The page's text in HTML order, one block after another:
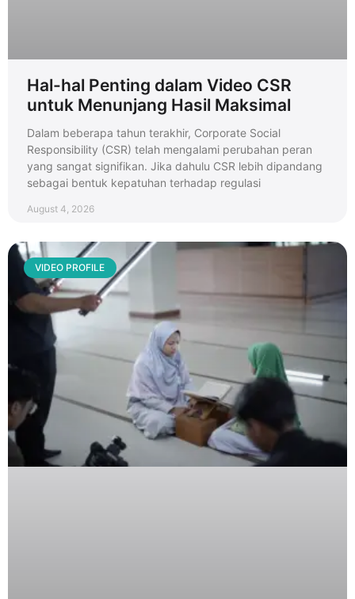
Hal-hal Penting dalam Video CSR
untuk Menunjang Hasil Maksimal
Dalam beberapa tahun terakhir, Corporate Social
Responsibility (CSR) telah mengalami perubahan peran
yang sangat signifikan. Jika dahulu CSR lebih dipandang
sebagai bentuk kepatuhan terhadap regulasi
August 4, 2026
VIDEO PROFILE